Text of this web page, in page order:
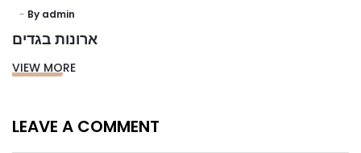
By admin
ארונות בגדים
VIEW MORE
LEAVE A COMMENT